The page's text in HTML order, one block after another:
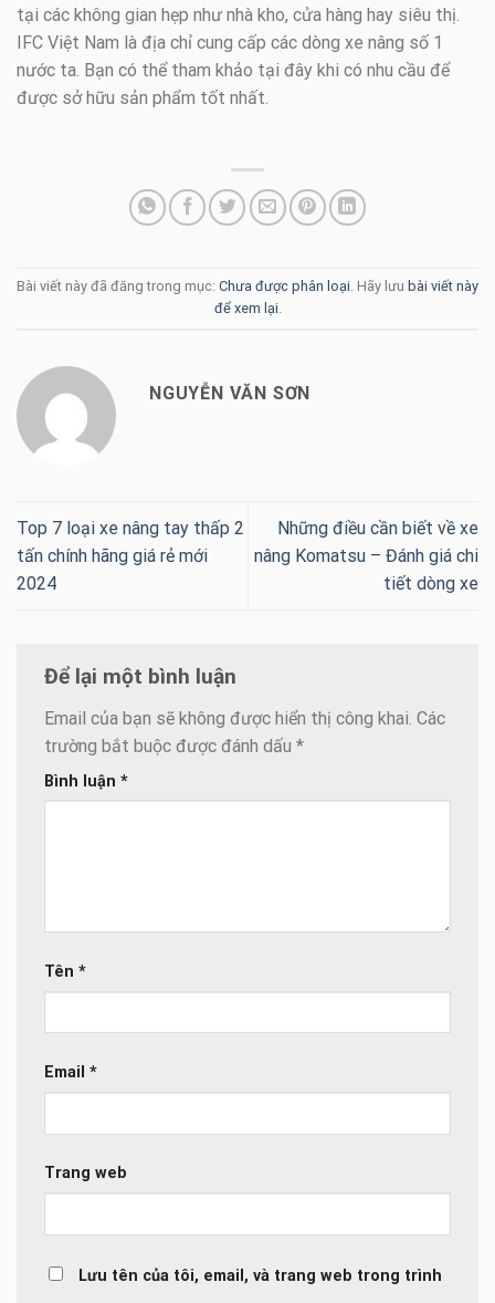
tại các không gian hẹp như nhà kho, cửa hàng hay siêu thị.
IFC Việt Nam là địa chỉ cung cấp các dòng xe nâng số 1
nước ta. Bạn có thể tham khảo tại đây khi có nhu cầu để
được sở hữu sản phẩm tốt nhất.
Bài viết này đã đăng trong mục: Chưa được phân loại . Hãy lưu bài viết này
để xem lại
NGUYỄN VĂN SƠN
Top 7 loại xe nâng tay thấp 2
tấn chính hãng giá rẻ mới
2024
Những điều cần biết về xe
nâng Komatsu – Đánh giá chi
tiết dòng xe
Để lại một bình luận
Email của bạn sẽ không được hiển thị công khai. Các
trường bắt buộc được đánh dấu *
Bình luận *
Tên *
Email *
Trang web
Lưu tên của tôi, email, và trang web trong trình